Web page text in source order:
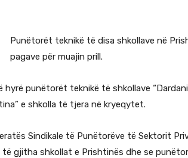
Punëtorët teknikë të disa shkollave në
pagave për muajin prill.
hyrë punëtorët teknikë të shkollave
e shkolla të tjera në kryeqytet.
Sindikale të Punëtorëve të Sektorit
gjitha shkollat e Prishtinës dhe se